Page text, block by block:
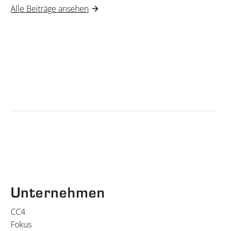
Alle Beiträge ansehen
Unternehmen
CC4
Fokus